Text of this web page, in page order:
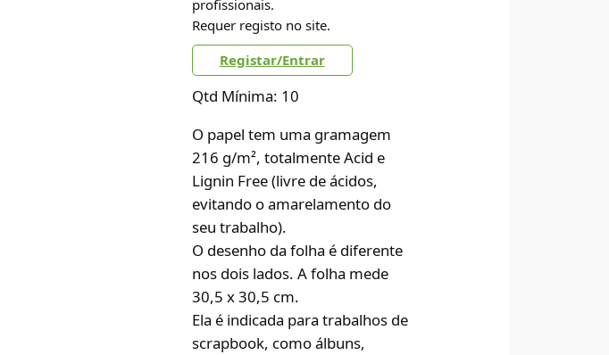
profissionais.
Requer registo no site.
Registar/Entrar
Qtd Mínima: 10
O papel tem uma gramagem
216 g/m², totalmente Acid e
Lignin Free (livre de ácidos,
evitando o amarelamento do
seu trabalho).
O desenho da folha é diferente
nos dois lados. A folha mede
30,5 x 30,5 cm.
Ela é indicada para trabalhos de
scrapbook, como álbuns,